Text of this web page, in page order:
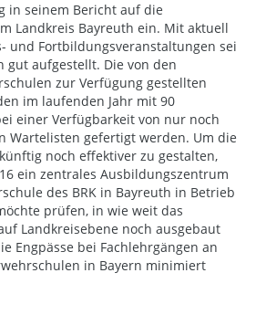
in seinem Bericht auf die
Landkreis Bayreuth ein. Mit aktuell
und Fortbildungsveranstaltungen sei
gut aufgestellt. Die von den
zur Verfügung gestellten
im laufenden Jahr mit 90
einer Verfügbarkeit von nur noch
Wartelisten gefertigt werden. Um die
noch effektiver zu gestalten,
ein zentrales Ausbildungszentrum
des BRK in Bayreuth in Betrieb
prüfen, in wie weit das
Landkreisebene noch ausgebaut
Engpässe bei Fachlehrgängen an
in Bayern minimiert